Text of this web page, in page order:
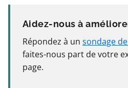
Aidez-nous à
Répondez à un sondage
faites-nous part de votre
page.